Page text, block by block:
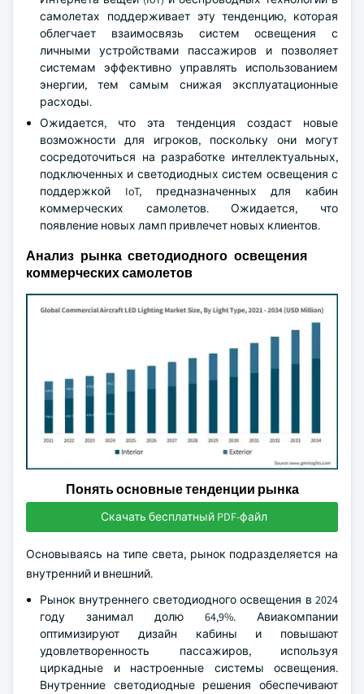
самолетах поддерживает эту тенденцию, которая
облегчает взаимосвязь систем освещения с
личными устройствами пассажиров и позволяет
системам эффективно управлять использованием
энергии, тем самым снижая эксплуатационные
расходы.
Ожидается, что эта тенденция создаст новые
возможности для игроков, поскольку они могут
сосредоточиться на разработке интеллектуальных,
подключенных и светодиодных систем освещения с
поддержкой IoT, предназначенных для кабин
коммерческих самолетов. Ожидается, что
появление новых ламп привлечет новых клиентов.
Анализ рынка светодиодного освещения
коммерческих самолетов
Понять основные тенденции рынка
Скачать бесплатный PDF-файл
Основываясь на типе света, рынок подразделяется на
внутренний и внешний.
Рынок внутреннего светодиодного освещения в 2024
году занимал долю 64,9%. Авиакомпании
оптимизируют дизайн кабины и повышают
удовлетворенность пассажиров, используя
циркадные и настроенные системы освещения.
Внутренние светодиодные решения обеспечивают